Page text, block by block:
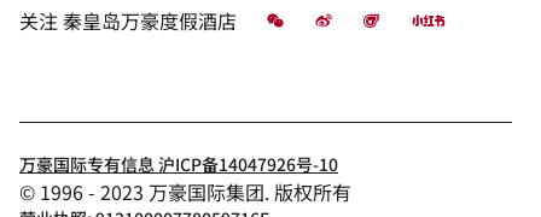
关注 秦皇岛万豪度假酒店 微信 微博 飞猪 小红书
万豪国际专有信息 沪ICP备14047926号-10
© 1996 - 2023 万豪国际集团. 版权所有